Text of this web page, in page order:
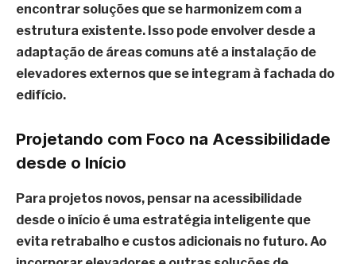
encontrar soluções que se harmonizem com a
estrutura existente. Isso pode envolver desde a
adaptação de áreas comuns até a instalação de
elevadores externos que se integram à fachada do
edifício.
Projetando com Foco na Acessibilidade
desde o Início
Para projetos novos, pensar na acessibilidade
desde o início é uma estratégia inteligente que
evita retrabalho e custos adicionais no futuro. Ao